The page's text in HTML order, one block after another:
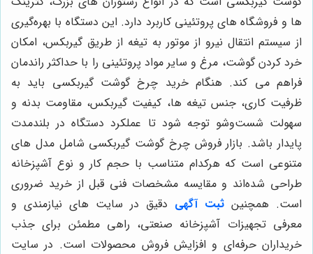
ها و فروشگاه‌ های پروتئینی کاربرد دارد. این دستگاه با بهره‌گیری
از سیستم انتقال نیرو از موتور به تیغه از طریق گیربکس، امکان
خرد کردن گوشت، مرغ و سایر مواد پروتئینی را با حداکثر راندمان
فراهم می کند. هنگام خرید چرخ گوشت گیربکسی باید به
ظرفیت کاری، جنس تیغه‌ ها، کیفیت گیربکس، مقاومت بدنه و
سهولت شست‌وشو توجه شود تا عملکرد دستگاه در بلندمدت
پایدار باشد. بازار فروش چرخ گوشت گیربکسی شامل مدل‌ های
متنوعی است که هرکدام متناسب با حجم کار و نوع آشپزخانه
طراحی شده‌اند و مقایسه مشخصات فنی قبل از خرید ضروری
است. همچنین ثبت آگهی دقیق در سایت‌ های نیازمندی و
معرفی تجهیزات آشپزخانه صنعتی، راهی مطمئن برای جذب
خریداران حرفه‌ای و افزایش فروش محصولات است. در سایت